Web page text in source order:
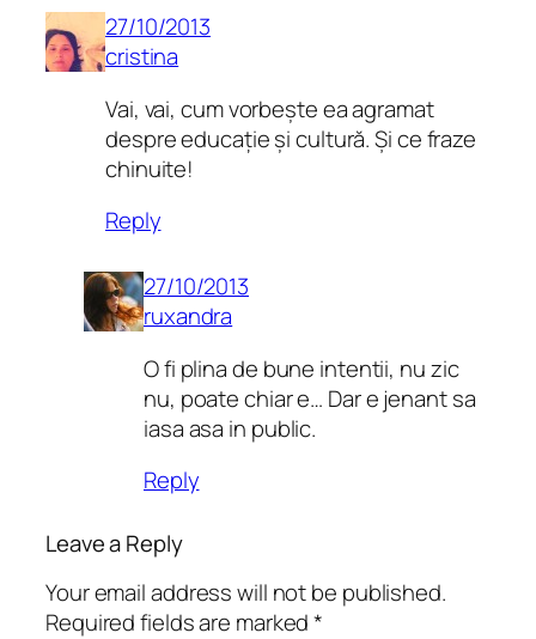
27/10/2013
cristina
Vai, vai, cum vorbește ea agramat
despre educație și cultură. Și ce fraze
chinuite!
Reply
27/10/2013
ruxandra
O fi plina de bune intentii, nu zic
nu, poate chiar e… Dar e jenant sa
iasa asa in public.
Reply
Leave a Reply
Your email address will not be published.
Required fields are marked*